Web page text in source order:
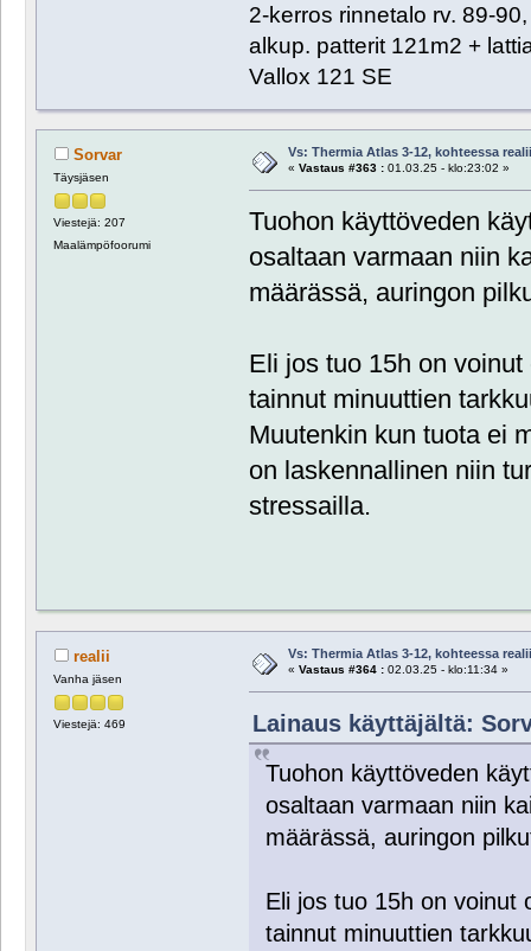
2-kerros rinnetalo rv. 89-
alkup. patterit 121m2 +
Vallox 121 SE
Sorvar
Täysjäsen
Viestejä: 207
Maalämpöfoorumi
Vs: Thermia Atlas 3-12, kohteessa realii
« Vastaus #363 :01.03.25 - klo:23:02 »
Tuohon käyttöveden
osaltaan varmaan niin
määrässä, auringon
Eli jos tuo 15h on
tainnut minuuttien
Muutenkin kun tuota ei
on laskennallinen niin
stressailla.
realii
Vanha jäsen
Viestejä: 469
Vs: Thermia Atlas 3-12, kohteessa realii
« Vastaus #364 :02.03.25 - klo:11:34 »
Lainaus käyttäjältä:
Tuohon käyttöveden
osaltaan varmaan niin
määrässä, auringon
Eli jos tuo 15h on voinut
tainnut minuuttien